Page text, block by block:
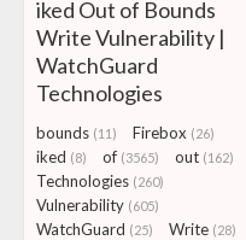
iked Out of Bounds
Write Vulnerability |
WatchGuard
Technologies
bounds (11) Firebox (26)
iked (8) of (3565) out (162)
Technologies (260)
Vulnerability (605)
WatchGuard (25) Write (28)